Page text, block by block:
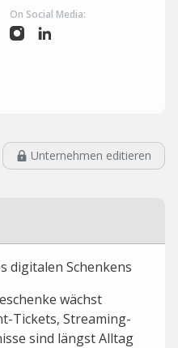
On Social Media:
Unternehmen editieren
digitalen Schenkens
wächst
Tickets, Streaming-
sind längst Alltag